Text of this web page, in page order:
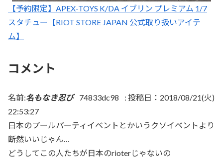
【予約限定】APEX-TOYS K/DA イブリン プレミアム 1/7
スタチュー【RIOT STORE JAPAN 公式取り扱いアイテ
ム】
コメント
名前:名もなき忍び 74833dc98 : 投稿日：2018/08/21(火)
22:53:27
日本のプールパーティイベントとかいうクソイベントより
断然いいじゃん…
どうしてこの人たちが日本のrioterじゃないの